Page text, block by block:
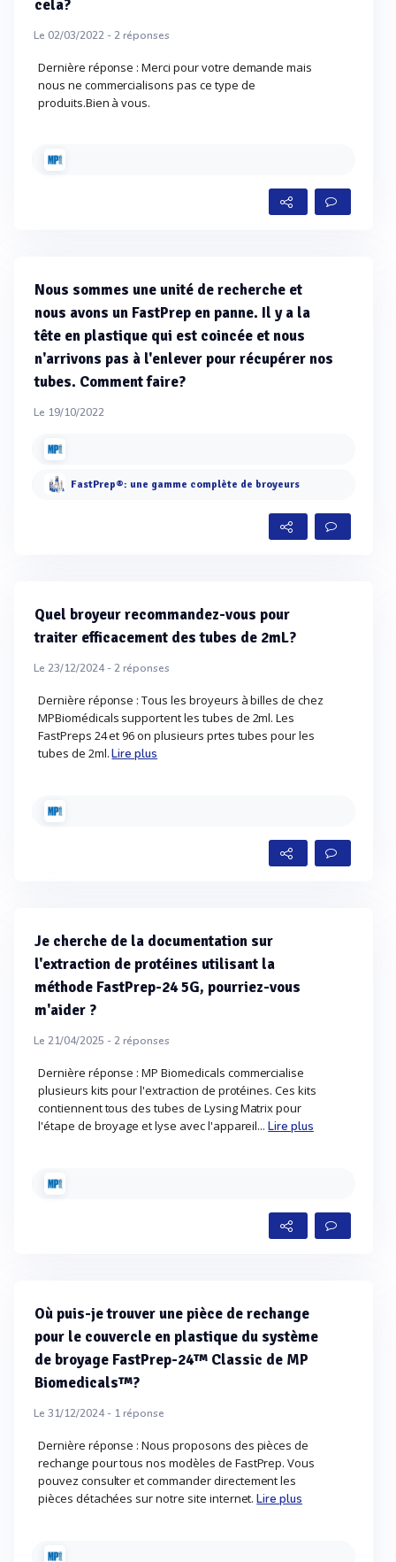
cela?
Le 02/03/2022 -2réponses
Dernière réponse : Merci pour votre demande mais
nous ne commercialisons pas ce type de
produits.Bien à vous.
Nous sommes une unité de recherche et
nous avons un FastPrep en panne. Il y a la
tête en plastique qui est coincée et nous
n'arrivons pas à l'enlever pour récupérer nos
tubes. Comment faire?
Le 19/10/2022
FastPrep®: une gamme complète de broyeurs
Quel broyeur recommandez-vous pour
traiter efficacement des tubes de 2mL?
Le 23/12/2024 -2réponses
Dernière réponse : Tous les broyeurs à billes de chez
MPBiomédicals supportent les tubes de 2ml. Les
FastPreps 24 et 96 on plusieurs prtes tubes pour les
tubes de 2ml.Lire plus
Je cherche de la documentation sur
l'extraction de protéines utilisant la
méthode FastPrep-24 5G, pourriez-vous
m'aider ?
Le 21/04/2025 -2réponses
Dernière réponse : MP Biomedicals commercialise
plusieurs kits pour l'extraction de protéines. Ces kits
contiennent tous des tubes de Lysing Matrix pour
l'étape de broyage et lyse avec l'appareil...Lire plus
Où puis-je trouver une pièce de rechange
pour le couvercle en plastique du système
de broyage FastPrep-24™ Classic de MP
Biomedicals™?
Le 31/12/2024 - 1réponse
Dernière réponse : Nous proposons des pièces de
rechange pour tous nos modèles de FastPrep. Vous
pouvez consulter et commander directement les
pièces détachées sur notre site internet.Lire plus